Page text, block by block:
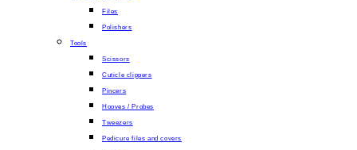
Files
Polishers
Tools
Scissors
Cuticle clippers
Pincers
Hooves / Probes
Tweezers
Pedicure files and covers